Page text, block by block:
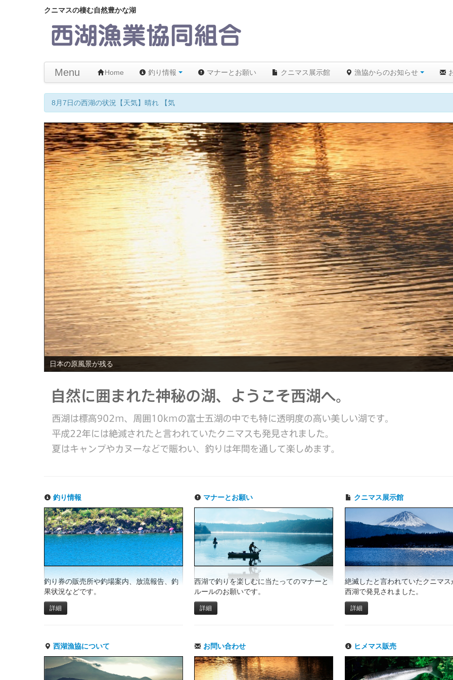
クニマスの棲む自然豊かな湖
Menu Home 釣り情報 マナーとお願い クニマス展示館 漁協からのお知らせ
8月7日の西湖の状況【天気】晴れ 【気温】22℃ 【水温】26℃
日本の原風景が残る
釣り情報
釣り券の販売所や釣場案内、放流報告、釣
果状況などです。
詳細
マナーとお願い
西湖で釣りを楽しむに当たってのマナーと
ルールのお願いです。
詳細
クニマス展示館
絶滅したと言われていたクニマ
西湖で発見されました。
詳細
西湖漁協について お問い合わせ ヒメマス販売